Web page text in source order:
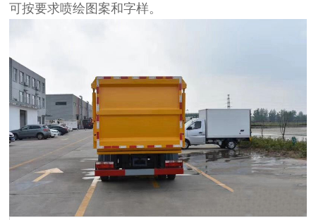
可按要求喷绘图案和字样。